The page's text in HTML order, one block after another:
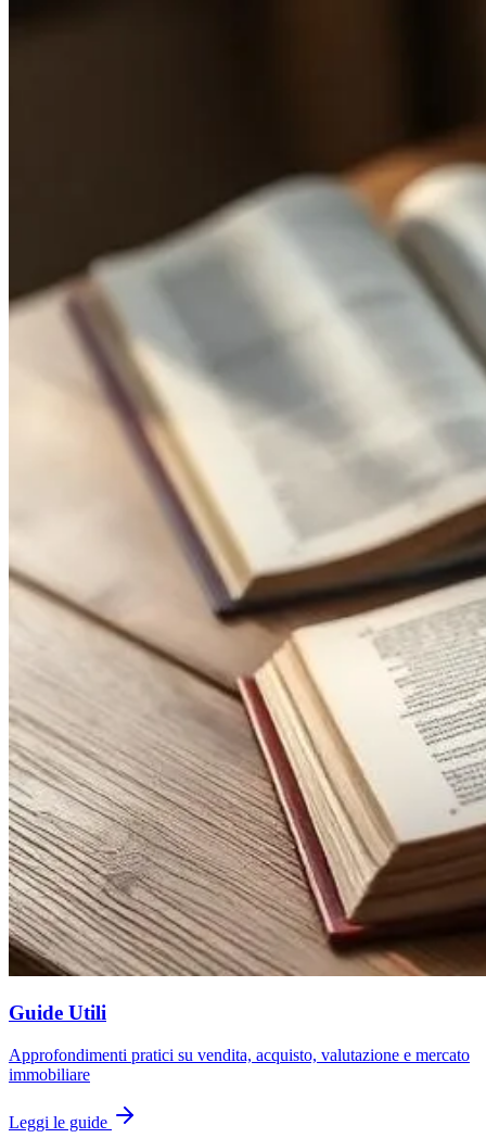
Guide Utili
Approfondimenti pratici su vendita, acquisto, valutazione e mercato
immobiliare
Leggi le guide